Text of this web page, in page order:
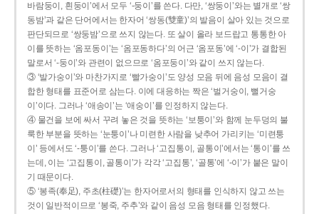
바람둥이, 흰둥이’에서 모두 ‘-둥이’를 쓴다. 다만, ‘쌍둥이’와는 별개로 ‘쌍
동밤’과 같은 단어에서는 한자어 ‘쌍동(雙童)’의 발음이 살아 있는 것으로
판단되므로 ‘쌍둥밤’으로 쓰지 않는다. 또 살이 올라 보드랍고 통통한 아
이를 뜻하는 ‘옴포동이’는 ‘옴포동하다’의 어근 ‘옴포동’에 ‘-이’가 결합된
말로서 ‘-둥이’와 관련이 없으므로 ‘옴포둥이’와 같이 쓰지 않는다.
③ ‘발가숭이’와 마찬가지로 ‘빨가숭이’도 양성 모음 뒤에 음성 모음이 결
합한 형태를 표준어로 삼는다. 이에 대응하는 짝은 ‘벌거숭이, 뻘거숭
이’이다. 그러나 ‘애송이’는 ‘애숭이’를 인정하지 않는다.
④ 물건을 보에 싸서 꾸려 놓은 것을 뜻하는 ‘보퉁이’와 함께 눈두덩의 불
룩한 부분을 뜻하는 ‘눈퉁이’나 미련한 사람을 낮추어 가리키는 ‘미련퉁
이’ 등에서도 ‘-퉁이’를 쓴다. 그러나 ‘고집통이, 골통이’에서는 ‘통이’를 쓰
는데, 이는 ‘고집통이, 골통이’가 각각 ‘고집통’, ‘골통’에 ‘-이’가 붙은 말이
기 때문이다.
⑤ ‘봉족(奉足), 주초(柱礎)’는 한자어로서의 형태를 인식하지 않고 쓰는
것이 일반적이므로 ‘봉죽, 주추’와 같이 음성 모음 형태를 인정했다.